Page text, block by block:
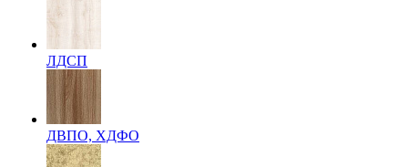
ЛДСП
ДВПО, ХДФО